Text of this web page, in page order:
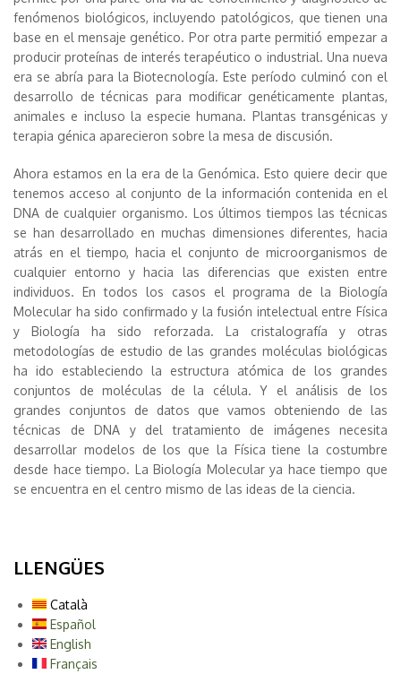
fenómenos biológicos, incluyendo patológicos, que tienen una
base en el mensaje genético. Por otra parte permitió empezar a
producir proteínas de interés terapéutico o industrial. Una nueva
era se abría para la Biotecnología. Este período culminó con el
desarrollo de técnicas para modificar genéticamente plantas,
animales e incluso la especie humana. Plantas transgénicas y
terapia génica aparecieron sobre la mesa de discusión.
Ahora estamos en la era de la Genómica. Esto quiere decir que
tenemos acceso al conjunto de la información contenida en el
DNA de cualquier organismo. Los últimos tiempos las técnicas
se han desarrollado en muchas dimensiones diferentes, hacia
atrás en el tiempo, hacia el conjunto de microorganismos de
cualquier entorno y hacia las diferencias que existen entre
individuos. En todos los casos el programa de la Biología
Molecular ha sido confirmado y la fusión intelectual entre Física
y Biología ha sido reforzada. La cristalografía y otras
metodologías de estudio de las grandes moléculas biológicas
ha ido estableciendo la estructura atómica de los grandes
conjuntos de moléculas de la célula. Y el análisis de los
grandes conjuntos de datos que vamos obteniendo de las
técnicas de DNA y del tratamiento de imágenes necesita
desarrollar modelos de los que la Física tiene la costumbre
desde hace tiempo. La Biología Molecular ya hace tiempo que
se encuentra en el centro mismo de las ideas de la ciencia.
LLENGÜES
Català
Español
English
Français